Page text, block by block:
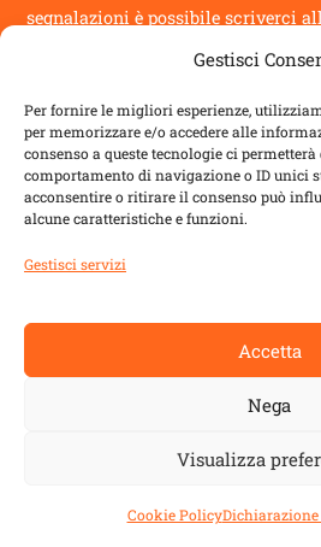
Gestisci
Per fornire le migliori esperienze,
per memorizzare e/o accedere alle
consenso a queste tecnologie ci
comportamento di navigazione o ID unici
acconsentire o ritirare il consenso può
alcune caratteristiche e funzioni.
Gestisci servizi
Accetta
Nega
Visualizza
Cookie Policy
segnalazioniè possibile scriverci
info@novantatrepercento.it
sostenitori
il blog è un progetto sostenuto da
Regione Toscana
Fondazione Cassa di Risparmio di
Dichiarazione sulla privacy-Cookie